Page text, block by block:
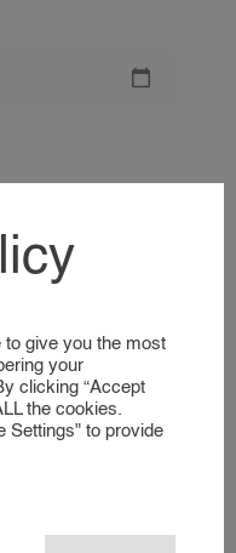
KIJKJE IN ONZE WERELD
VOOR NANNIES
IN ONZE WERELD
NANNY
NANNY
NANNY IN HET BUITENLAND
give you the most
your
clicking “Accept
the cookies.
Settings" to provide